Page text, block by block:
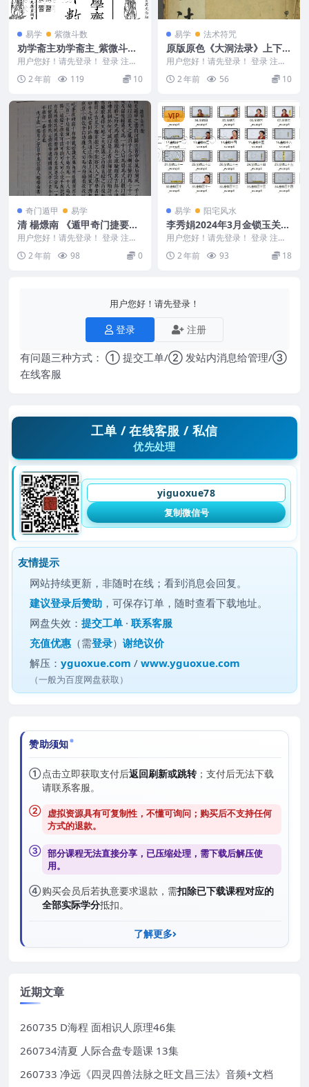
易学 紫微斗数
劝学斋主劝学斋主_紫微斗数
讲义【绝对保密资料】
用户您好！请先登录！ 登录 注册
劝学斋主劝学斋主_紫微斗数讲义
【绝对保密资料】...
2 年前 119 10
易学 法术符咒
原版原色《大洞法录》上下册
合并版.pdf
用户您好！请先登录！ 登录 注册
原版原色《大洞法录》上下册合并
版.pdf 24...
2 年前 56 10
奇门遁甲 易学
清 楊燝南 《遁甲奇门捷要》
G16
用户您好！请先登录！ 登录 注册
清 楊燝南 《遁甲奇门捷要》 Y230
3-07...2 年前 98 0
VIP
易学 阳宅风水
李秀娟2024年3月金锁玉关35
集
用户您好！请先登录！ 登录 注册
李秀娟2024年3月金锁玉关35集 2
4040...
2 年前 93 18
用户您好！请先登录！
登录 注册
有问题三种方式： ① 提交工单/② 发站内消息给管理/③
在线客服
工单 / 在线客服 / 私信
优先处理
yiguoxue78
复制微信号
友情提示
网站持续更新，非随时在线；看到消息会回复。
建议登录后赞助 ，可保存订单，随时查看下载地址。
网盘失效：提交工单 ·联系客服
充值优惠 （需登录）谢绝议价
解压：yguoxue.com /www.yguoxue.com
（一般为百度网盘获取）
赞助须知
①点击立即获取支付后返回刷新或跳转；支付后无法下载
请联系客服。
② 虚拟资源具有可复制性，不懂可询问；购买后不支持任何
方式的退款。
③ 部分课程无法直接分享，已压缩处理，需下载后解压使
用。
④购买会员后若执意要求退款，需扣除已下载课程对应的
全部实际学分抵扣。
了解更多
近期文章
260735 D海程 面相识人原理46集
260734清夏 人际合盘专题课 13集
260733 净远《四灵四兽法脉之旺文昌三法》音频+文档